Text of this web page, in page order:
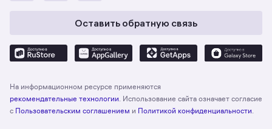
Оставить обратную связь
На информационном ресурсе применяются
рекомендательные технологии . Использование сайта означает согласие
с Пользовательским соглашением и Политикой конфиденциальности